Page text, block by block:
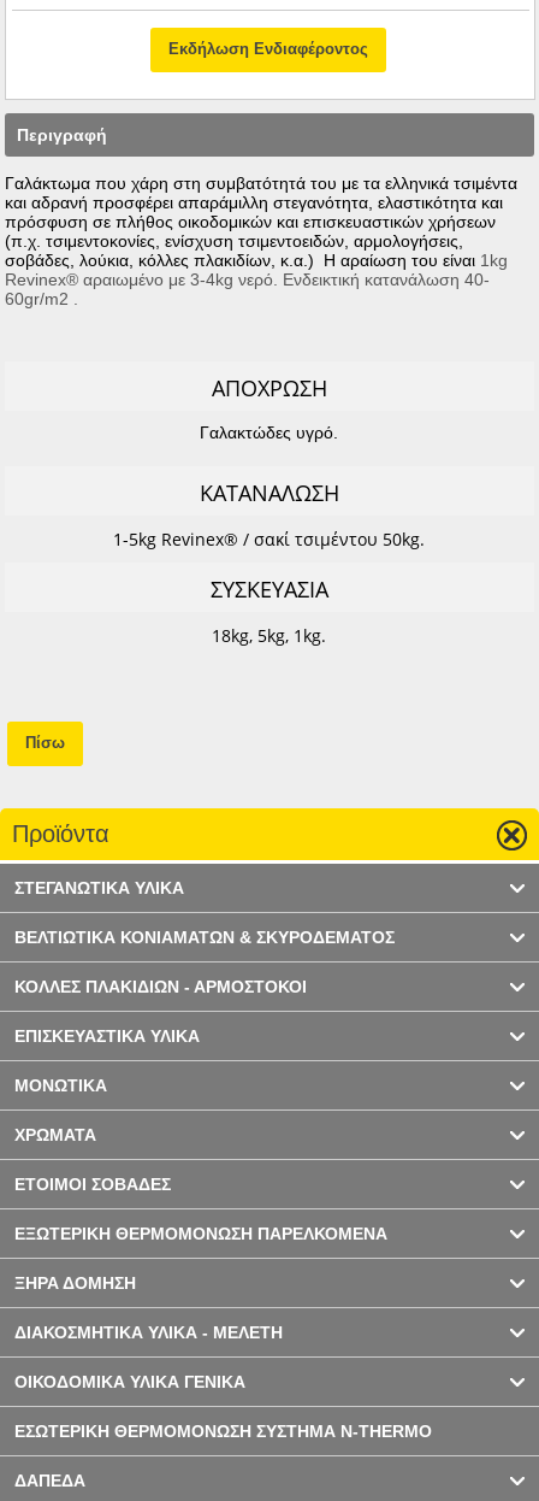
Εκδήλωση Ενδιαφέροντος
Περιγραφή
Γαλάκτωμα που χάρη στη συμβατότητά του με τα ελληνικά τσιμέντα
και αδρανή προσφέρει απαράμιλλη στεγανότητα, ελαστικότητα και
πρόσφυση σε πλήθος οικοδομικών και επισκευαστικών χρήσεων
(π.χ. τσιμεντοκονίες, ενίσχυση τσιμεντοειδών, αρμολογήσεις,
σοβάδες, λούκια, κόλλες πλακιδίων, κ.α.) Η αραίωση του είναι 1kg
Revinex® αραιωμένο με 3-4kg νερό. Ενδεικτική κατανάλωση 40-
60gr/m2 .
ΑΠΟΧΡΩΣΗ
Γαλακτώδες υγρό.
ΚΑΤΑΝΑΛΩΣΗ
1-5kg Revinex® / σακί τσιμέντου 50kg.
ΣΥΣΚΕΥΑΣΙΑ
18kg, 5kg, 1kg.
Πίσω
Προϊόντα
ΣΤΕΓΑΝΩΤΙΚΑ ΥΛΙΚΑ
ΒΕΛΤΙΩΤΙΚΑ ΚΟΝΙΑΜΑΤΩΝ & ΣΚΥΡΟΔΕΜΑΤΟΣ
ΚΟΛΛΕΣ ΠΛΑΚΙΔΙΩΝ - ΑΡΜΟΣΤΟΚΟΙ
ΕΠΙΣΚΕΥΑΣΤΙΚΑ ΥΛΙΚΑ
ΜΟΝΩΤΙΚΑ
ΧΡΩΜΑΤΑ
ΕΤΟΙΜΟΙ ΣΟΒΑΔΕΣ
ΕΞΩΤΕΡΙΚΗ ΘΕΡΜΟΜΟΝΩΣΗ ΠΑΡΕΛΚΟΜΕΝΑ
ΞΗΡΑ ΔΟΜΗΣΗ
ΔΙΑΚΟΣΜΗΤΙΚΑ ΥΛΙΚΑ - ΜΕΛΕΤΗ
ΟΙΚΟΔΟΜΙΚΑ ΥΛΙΚΑ ΓΕΝΙΚΑ
ΕΣΩΤΕΡΙΚΗ ΘΕΡΜΟΜΟΝΩΣΗ ΣΥΣΤΗΜΑ N-THERMO
ΔΑΠΕΔΑ